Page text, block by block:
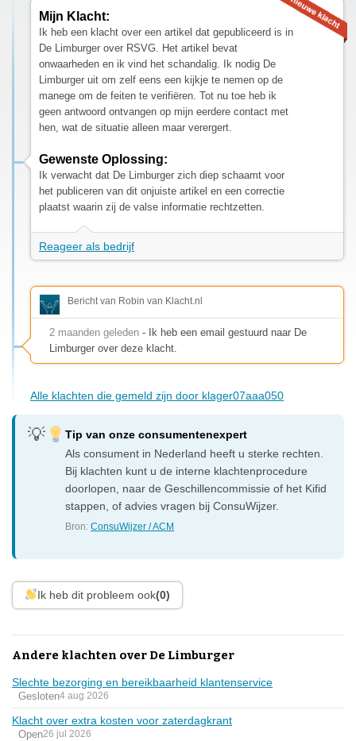
Mijn Klacht:
Ik heb een klacht over een artikel dat gepubliceerd is in
De Limburger over RSVG. Het artikel bevat
onwaarheden en ik vind het schandalig. Ik nodig De
Limburger uit om zelf eens een kijkje te nemen op de
manege om de feiten te verifiëren. Tot nu toe heb ik
geen antwoord ontvangen op mijn eerdere contact met
hen, wat de situatie alleen maar verergert.
Gewenste Oplossing:
Ik verwacht dat De Limburger zich diep schaamt voor
het publiceren van dit onjuiste artikel en een correctie
plaatst waarin zij de valse informatie rechtzetten.
Reageer als bedrijf
Bericht van Robin van Klacht.nl
2 maanden geleden - Ik heb een email gestuurd naar De
Limburger over deze klacht.
Alle klachten die gemeld zijn door klager07aaa050
Tip van onze consumentenexpert
Als consument in Nederland heeft u sterke rechten.
Bij klachten kunt u de interne klachtenprocedure
doorlopen, naar de Geschillencommissie of het Kifid
stappen, of advies vragen bij ConsuWijzer.
Bron:ConsuWijzer / ACM
Ik heb dit probleem ook(0)
Andere klachten over De Limburger
Slechte bezorging en bereikbaarheid klantenservice
Gesloten4 aug 2026
Klacht over extra kosten voor zaterdagkrant
Open26 jul 2026